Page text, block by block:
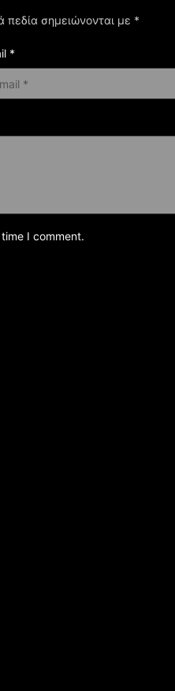
πεδία σημειώνονται με *
*
I comment.